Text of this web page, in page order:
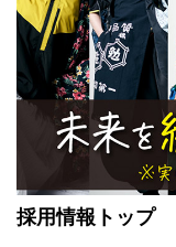
採用情報トップ